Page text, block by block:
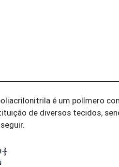
é um polímero
de diversos tecidos,